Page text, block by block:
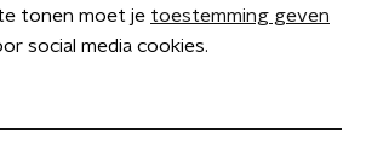
tonen moet je toestemming geven
social media cookies.